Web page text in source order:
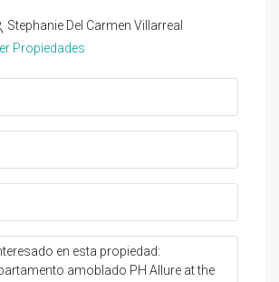
Stephanie Del Carmen Villarreal
Propiedades